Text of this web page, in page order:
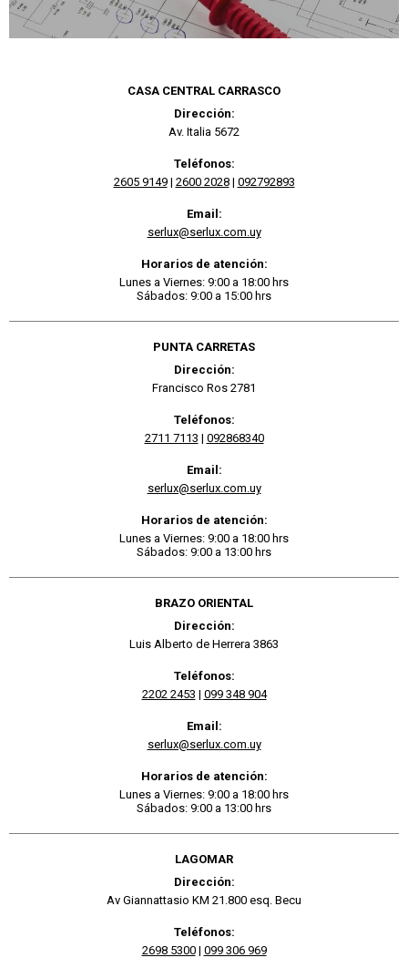
CASA CENTRAL CARRASCO
Dirección:
Av. Italia 5672
Teléfonos:
2605 9149| 2600 2028| 092792893
Email:
serlux@serlux.com.uy
Horarios de atención:
Lunes a Viernes: 9:00 a 18:00 hrs
Sábados: 9:00 a 15:00 hrs
PUNTA CARRETAS
Dirección:
Francisco Ros 2781
Teléfonos:
2711 7113 | 092868340
Email:
serlux@serlux.com.uy
Horarios de atención:
Lunes a Viernes: 9:00 a 18:00 hrs
Sábados: 9:00 a 13:00 hrs
BRAZO ORIENTAL
Dirección:
Luis Alberto de Herrera 3863
Teléfonos:
2202 2453 | 099 348 904
Email:
serlux@serlux.com.uy
Horarios de atención:
Lunes a Viernes: 9:00 a 18:00 hrs
Sábados: 9:00 a 13:00 hrs
LAGOMAR
Dirección:
Av Giannattasio KM 21.800 esq. Becu
Teléfonos:
2698 5300| 099 306 969